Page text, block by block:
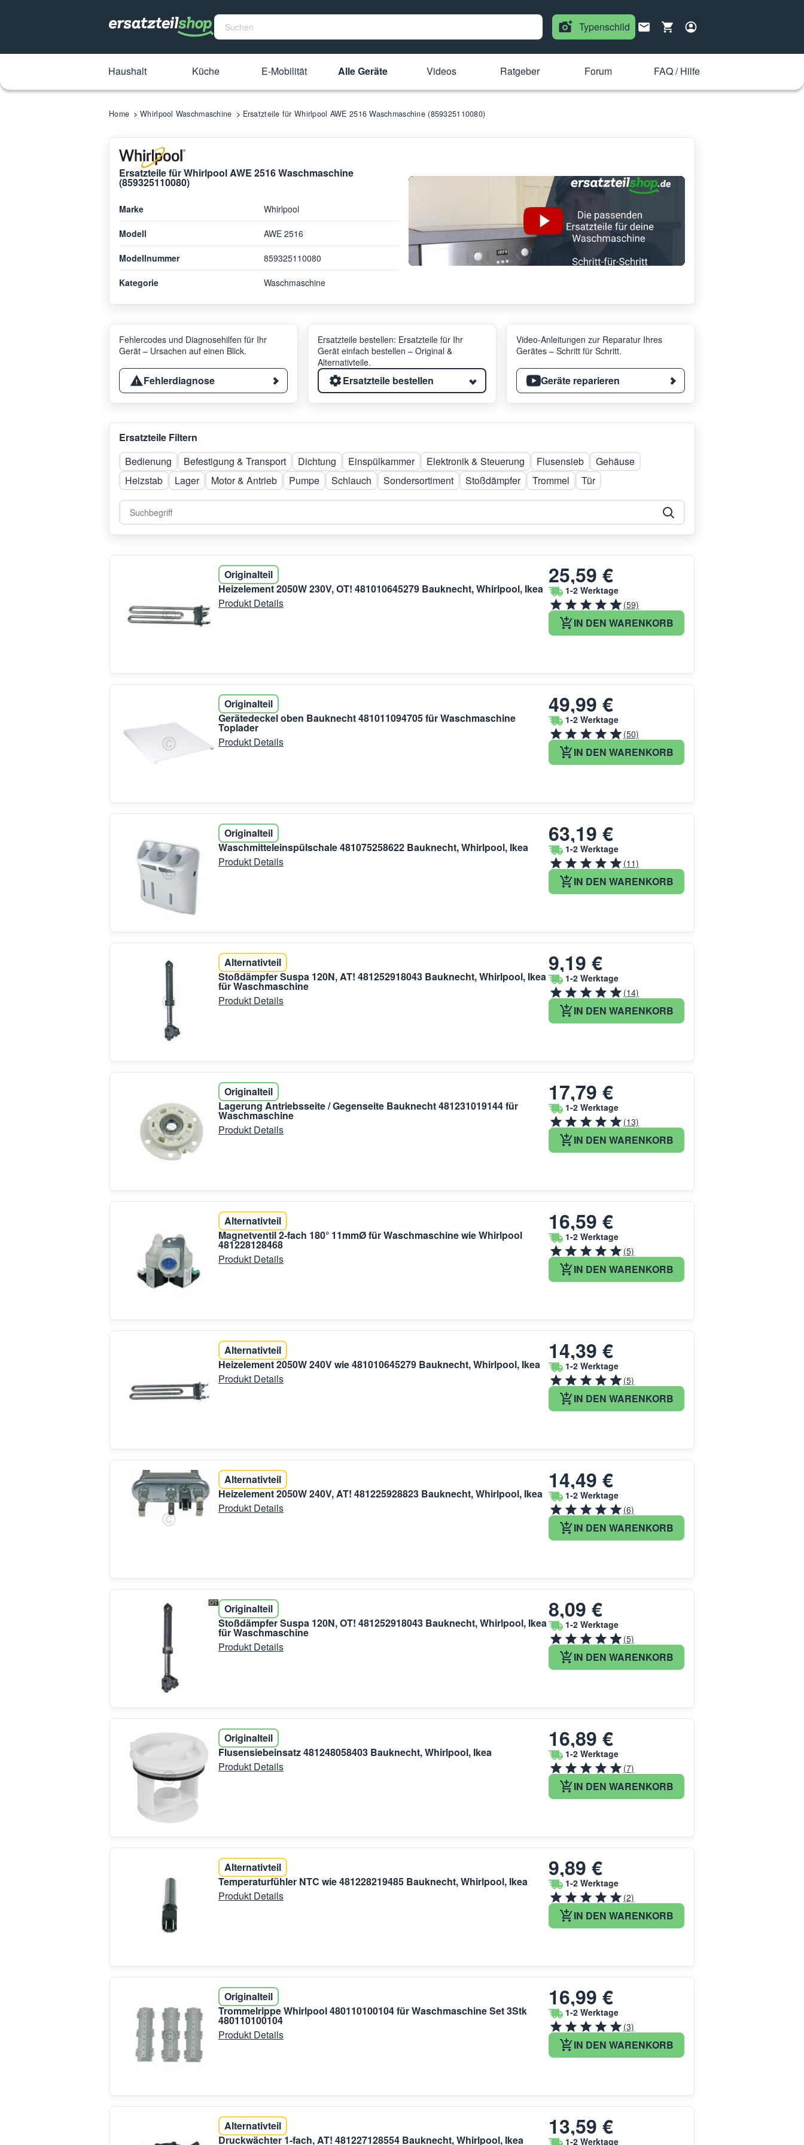
Typenschild
Haushalt Küche E-Mobilität Alle Geräte Videos Ratgeber Forum FAQ / Hilfe
Home Whirlpool Waschmaschine Ersatzteile für Whirlpool AWE 2516 Waschmaschine (859325110080)
Ersatzteile für Whirlpool AWE 2516 Waschmaschine
(859325110080)
Marke Whirlpool
Modell AWE 2516
Modellnummer 859325110080
Kategorie Waschmaschine
Fehlercodes und Diagnosehilfen für Ihr
Gerät – Ursachen auf einen Blick.
Fehlerdiagnose
Ersatzteile bestellen: Ersatzteile für Ihr
Gerät einfach bestellen – Original &
Alternativteile.
Ersatzteile bestellen
Video-Anleitungen zur Reparatur Ihres
Gerätes – Schritt für Schritt.
Geräte reparieren
Ersatzteile Filtern
Bedienung
Befestigung & Transport Dichtung Einspülkammer Elektronik & Steuerung Flusensieb
Gehäuse
Heizstab
Lager Motor & Antrieb Pumpe Schlauch Sondersortiment Stoßdämpfer Trommel Tür
Originalteil
Heizelement 2050W 230V, OT! 481010645279 Bauknecht, Whirlpool, Ikea
Produkt Details
25,59 €
1-2 Werktage
(59)
IN DEN WARENKORB
Originalteil
Gerätedeckel oben Bauknecht 481011094705 für Waschmaschine
Toplader
Produkt Details
49,99 €
1-2 Werktage
(50)
IN DEN WARENKORB
Originalteil
Waschmitteleinspülschale 481075258622 Bauknecht, Whirlpool, Ikea
Produkt Details
63,19 €
1-2 Werktage
(11)
IN DEN WARENKORB
Alternativteil
Stoßdämpfer Suspa 120N, AT! 481252918043 Bauknecht, Whirlpool, Ikea
für Waschmaschine
Produkt Details
9,19 €
1-2 Werktage
(14)
IN DEN WARENKORB
Originalteil
Lagerung Antriebsseite / Gegenseite Bauknecht 481231019144 für
Waschmaschine
Produkt Details
17,79 €
1-2 Werktage
(13)
IN DEN WARENKORB
Alternativteil
Magnetventil 2-fach 180° 11mmØ für Waschmaschine wie Whirlpool
481228128468
Produkt Details
16,59 €
1-2 Werktage
(5)
IN DEN WARENKORB
Alternativteil
Heizelement 2050W 240V wie 481010645279 Bauknecht, Whirlpool, Ikea
Produkt Details
14,39 €
1-2 Werktage
(5)
IN DEN WARENKORB
Alternativteil
Heizelement 2050W 240V, AT! 481225928823 Bauknecht, Whirlpool, Ikea
Produkt Details
14,49 €
1-2 Werktage
(6)
IN DEN WARENKORB
Originalteil
Stoßdämpfer Suspa 120N, OT! 481252918043 Bauknecht, Whirlpool, Ikea
für Waschmaschine
Produkt Details
8,09 €
1-2 Werktage
(5)
IN DEN WARENKORB
Originalteil
Flusensiebeinsatz 481248058403 Bauknecht, Whirlpool, Ikea
Produkt Details
16,89 €
1-2 Werktage
(7)
IN DEN WARENKORB
Alternativteil
Temperaturfühler NTC wie 481228219485 Bauknecht, Whirlpool, Ikea
Produkt Details
9,89 €
1-2 Werktage
(2)
IN DEN WARENKORB
Originalteil
Trommelrippe Whirlpool 480110100104 für Waschmaschine Set 3Stk
480110100104
Produkt Details
16,99 €
1-2 Werktage
(3)
IN DEN WARENKORB
Alternativteil
Druckwächter 1-fach, AT! 481227128554 Bauknecht, Whirlpool, Ikea
13,59 €
1-2 Werktage